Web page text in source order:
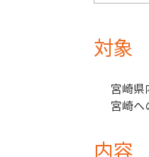
対象
宮崎県
宮崎
内容